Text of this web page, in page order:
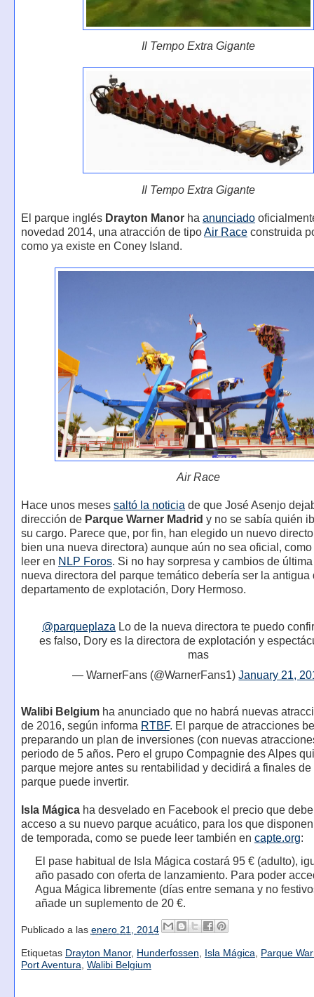
Il Tempo Extra Gigante
Il Tempo Extra Gigante
El parque inglés Drayton Manorha anunciado
novedad 2014, una atracción de tipoAir Raceconstruida
como ya existe en Coney Island.
Air Race
Hace unos meses saltó la noticia de que José Asenjo
dirección de Parque Warner Madrid y no se sabía quién
su cargo. Parece que, por fin, han elegido un nuevo
bien una nueva directora) aunque aún no sea oficial,
leer en NLP Foros. Si no hay sorpresa y cambios de
nueva directora del parque temático debería ser la antigua
departamento de explotación, Dory Hermoso.
@parqueplaza Lo de la nueva directora te puedo
es falso, Dory es la directora de explotación y
mas
— WarnerFans (@WarnerFans1)January 21,
Walibi Belgiumha anunciado que no habrá nuevas
de 2016, según informa RTBF. El parque de atracciones
preparando un plan de inversiones (con nuevas
periodo de 5 años. Pero el grupo Compagnie des Alpes
parque mejore antes su rentabilidad y decidirá a finales
parque puede invertir.
Isla Mágicaha desvelado en Facebook el precio que
acceso a su nuevo parque acuático, para los que
de temporada, como se puede leer también en capte.org:
El pase habitual de Isla Mágica costará 95 € (adulto),
año pasado con oferta de lanzamiento. Para poder
Agua Mágica libremente (días entre semana y no
añade un suplemento de 20 €.
Publicado a las enero 21, 2014
Etiquetas Drayton Manor, Hunderfossen Isla Mágica
Parque
Port Aventura Walibi Belgium